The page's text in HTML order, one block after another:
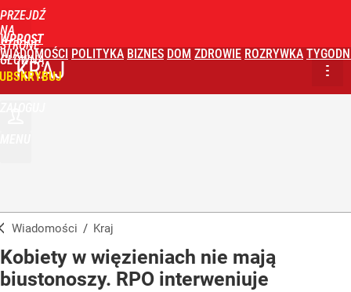
PRZEJDŹ
NA
STRONĘ
GŁÓWNĄ
WPROST
WIADOMOŚCI POLITYKA BIZNES DOM ZDROWIE ROZRYWKA
KRAJ
Wiadomości / Kraj
Kobiety w więzieniach nie mają
biustonoszy. RPO interweniuje